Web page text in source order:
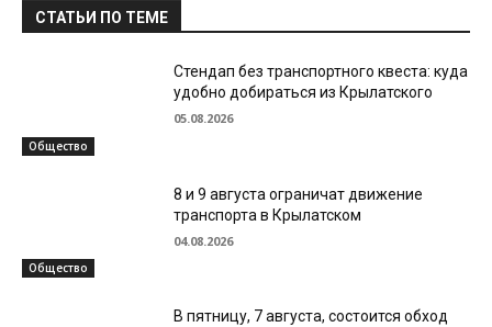
СТАТЬИ ПО ТЕМЕ
Общество
Стендап без транспортного квеста: куда
удобно добираться из Крылатского
05.08.2026
Общество
8 и 9 августа ограничат движение
транспорта в Крылатском
04.08.2026
В пятницу, 7 августа, состоится обход